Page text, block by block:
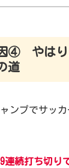
④ やはり
道
ンプでサッ
連続打ち切り